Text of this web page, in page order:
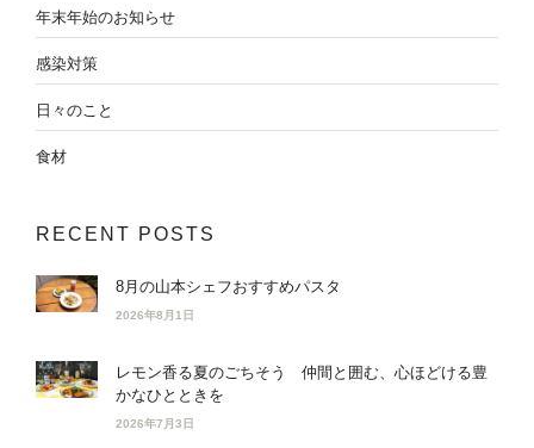
年末年始のお知らせ
感染対策
日々のこと
食材
RECENT POSTS
8月の山本シェフおすすめパスタ
2026年8月1日
レモン香る夏のごちそう 仲間と囲む、心ほどける豊
かなひとときを
2026年7月3日